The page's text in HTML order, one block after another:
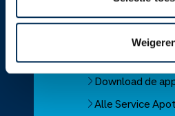
Service
Service
Vind je apotheek
Download de
Alle Service